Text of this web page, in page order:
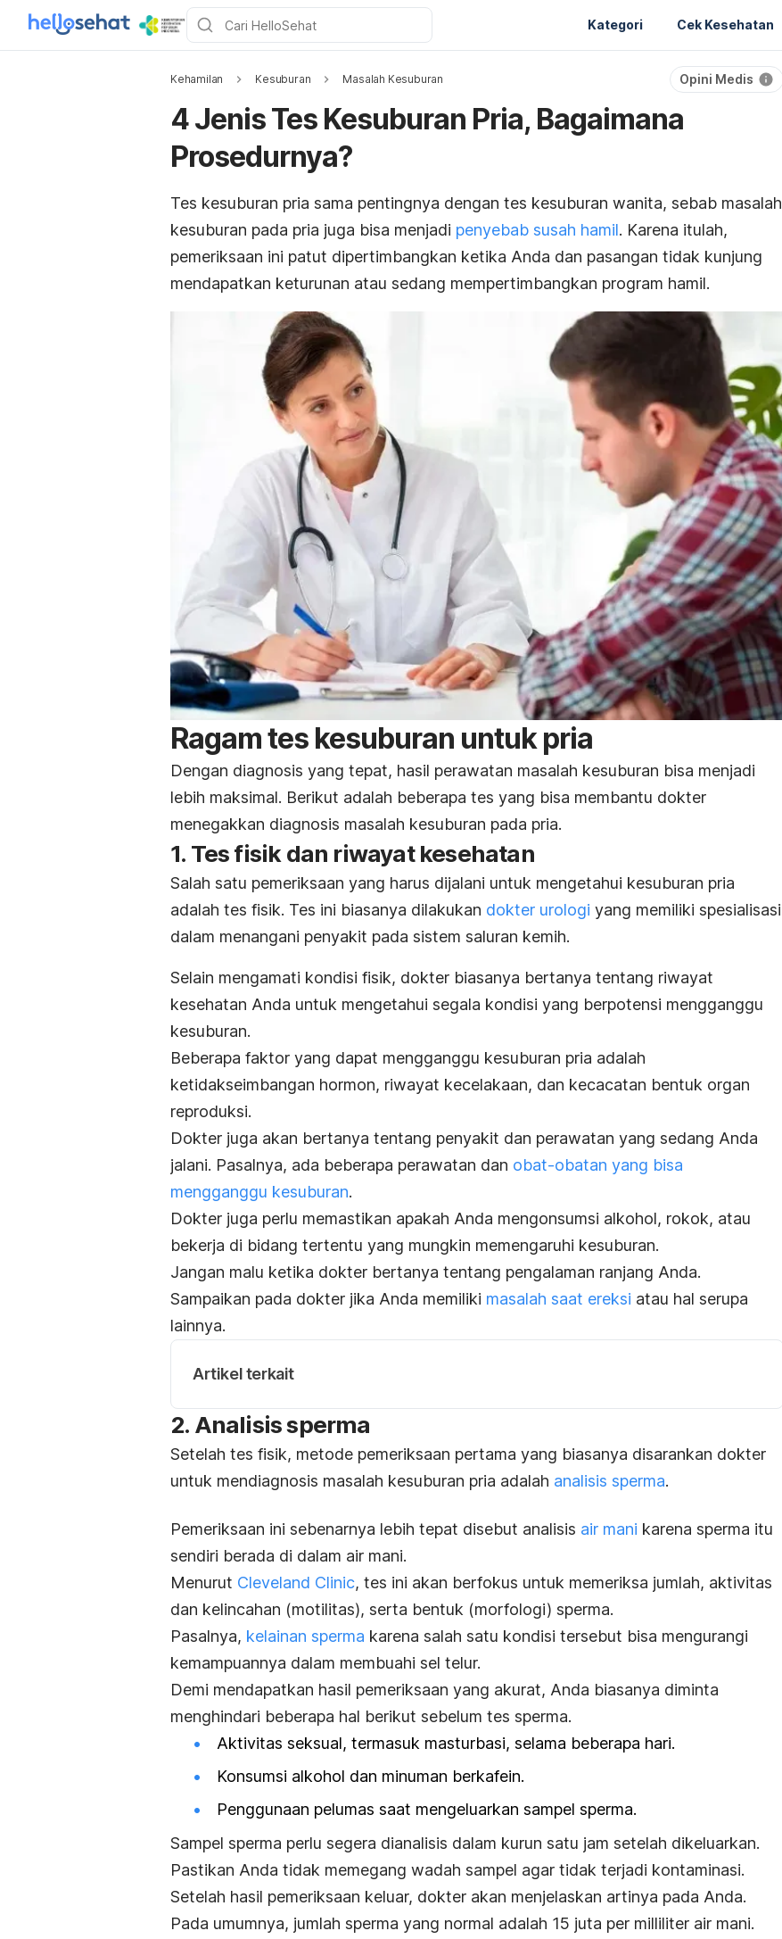
Kategori Cek Kesehatan
Kehamilan Kesuburan Masalah Kesuburan Opini Medis
4 Jenis Tes Kesuburan Pria, Bagaimana
Prosedurnya?
Tes kesuburan pria sama pentingnya dengan tes kesuburan wanita, sebab masalah
kesuburan pada pria juga bisa menjadi penyebab susah hamil. Karena itulah,
pemeriksaan ini patut dipertimbangkan ketika Anda dan pasangan tidak kunjung
mendapatkan keturunan atau sedang mempertimbangkan program hamil.
Ragam tes kesuburan untuk pria
Dengan diagnosis yang tepat, hasil perawatan masalah kesuburan bisa menjadi
lebih maksimal. Berikut adalah beberapa tes yang bisa membantu dokter
menegakkan diagnosis masalah kesuburan pada pria.
1. Tes fisik dan riwayat kesehatan
Salah satu pemeriksaan yang harus dijalani untuk mengetahui kesuburan pria
adalah tes fisik. Tes ini biasanya dilakukan dokter urologi yang memiliki spesialisasi
dalam menangani penyakit pada sistem saluran kemih.
Selain mengamati kondisi fisik, dokter biasanya bertanya tentang riwayat
kesehatan Anda untuk mengetahui segala kondisi yang berpotensi mengganggu
kesuburan.
Beberapa faktor yang dapat mengganggu kesuburan pria adalah
ketidakseimbangan hormon, riwayat kecelakaan, dan kecacatan bentuk organ
reproduksi.
Dokter juga akan bertanya tentang penyakit dan perawatan yang sedang Anda
jalani. Pasalnya, ada beberapa perawatan dan obat-obatan yang bisa
mengganggu kesuburan.
Dokter juga perlu memastikan apakah Anda mengonsumsi alkohol, rokok, atau
bekerja di bidang tertentu yang mungkin memengaruhi kesuburan.
Jangan malu ketika dokter bertanya tentang pengalaman ranjang Anda.
Sampaikan pada dokter jika Anda memiliki masalah saat ereksi atau hal serupa
lainnya.
Artikel terkait
2. Analisis sperma
Setelah tes fisik, metode pemeriksaan pertama yang biasanya disarankan dokter
untuk mendiagnosis masalah kesuburan pria adalah analisis sperma.
Pemeriksaan ini sebenarnya lebih tepat disebut analisis air mani karena sperma itu
sendiri berada di dalam air mani.
Menurut Cleveland Clinic, tes ini akan berfokus untuk memeriksa jumlah, aktivitas
dan kelincahan (motilitas), serta bentuk (morfologi) sperma.
Pasalnya, kelainan sperma karena salah satu kondisi tersebut bisa mengurangi
kemampuannya dalam membuahi sel telur.
Demi mendapatkan hasil pemeriksaan yang akurat, Anda biasanya diminta
menghindari beberapa hal berikut sebelum tes sperma.
Aktivitas seksual, termasuk masturbasi, selama beberapa hari.
Konsumsi alkohol dan minuman berkafein.
Penggunaan pelumas saat mengeluarkan sampel sperma.
Sampel sperma perlu segera dianalisis dalam kurun satu jam setelah dikeluarkan.
Pastikan Anda tidak memegang wadah sampel agar tidak terjadi kontaminasi.
Setelah hasil pemeriksaan keluar, dokter akan menjelaskan artinya pada Anda.
Pada umumnya, jumlah sperma yang normal adalah 15 juta per milliliter air mani.